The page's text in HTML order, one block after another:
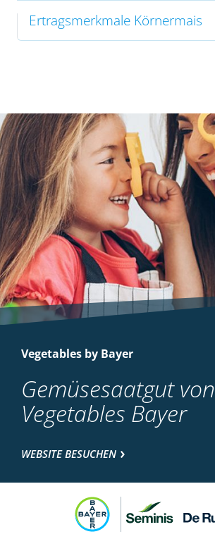
Ertragsmerkmale Körnermais
Vegetables by Bayer
Gemüsesaatgut von
Vegetables Bayer
WEBSITE BESUCHEN